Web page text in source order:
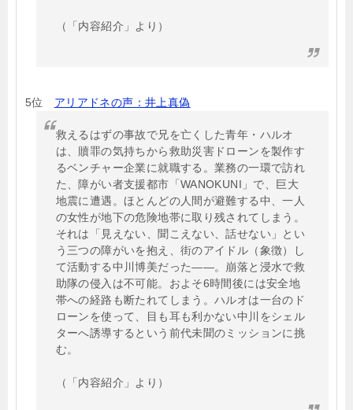
（「内容紹介」より）
5位 アリアドネの声：井上真偽
救えるはずの事故で兄を亡くした青年・ハルオ
は、贖罪の気持ちから救助災害ドローンを製作す
るベンチャー企業に就職する。業務の一環で訪れ
た、障がい者支援都市「WANOKUNI」で、巨大
地震に遭遇。ほとんどの人間が避難する中、一人
の女性が地下の危険地帯に取り残されてしまう。
それは「見えない、聞こえない、話せない」とい
う三つの障がいを抱え、街のアイドル（象徴）し
て活動する中川博美だった――。崩落と浸水で救
助隊の侵入は不可能。およそ6時間後には安全地
帯への経路も断たれてしまう。ハルオは一台のド
ローンを使って、目も耳も利かない中川をシェル
ターへ誘導するという前代未聞のミッションに挑
む。
（「内容紹介」より）